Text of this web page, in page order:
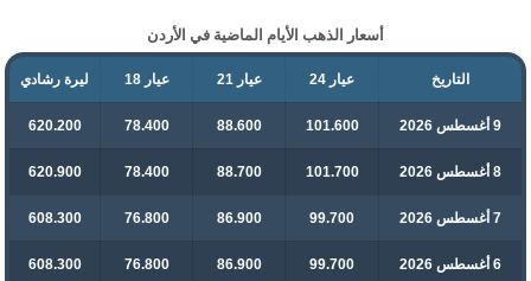
أسعار الذهب الأيام الماضية في الأردن
التاريخ عيار 24 عيار 21 عيار 18 ليرة رشادي
9 أغسطس 2026 101.600
88.600
78.400
620.200
8 أغسطس 2026 101.700
88.700
78.400
620.900
7 أغسطس 2026 99.700
86.900
76.800
608.300
6 أغسطس 2026 99.700
86.900
76.800
608.300